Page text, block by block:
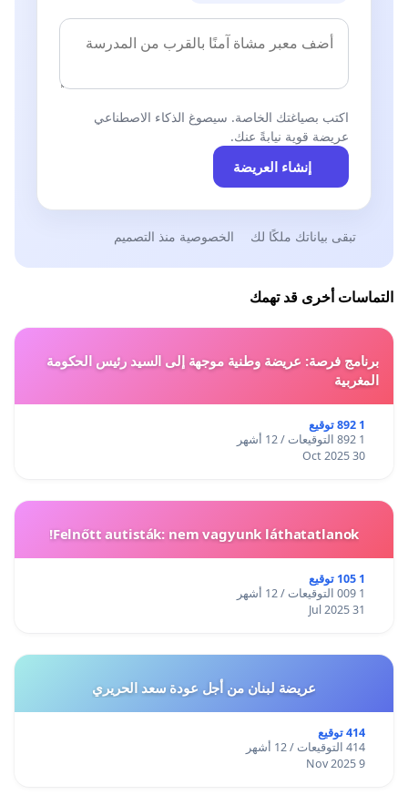
اكتب بصياغتك الخاصة. سيصوغ الذكاء الاصطناعي
عريضة قوية نيابةً عنك.
إنشاء العريضة
تبقى بياناتك ملكًا لك الخصوصية منذ التصميم
التماسات أخرى قد تهمك
برنامج فرصة: عريضة وطنية موجهة إلى السيد رئيس الحكومة
المغربية
1 892 توقيع
1 892 التوقيعات / 12 أشهر
30 Oct 2025
Felnőtt autisták: nem vagyunk láthatatlanok!
1 105 توقيع
1 009 التوقيعات / 12 أشهر
31 Jul 2025
عريضة لبنان من أجل عودة سعد الحريري
414 توقيع
414 التوقيعات / 12 أشهر
9 Nov 2025